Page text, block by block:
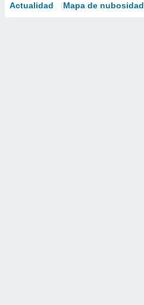
Actualidad Mapa de nubosidad